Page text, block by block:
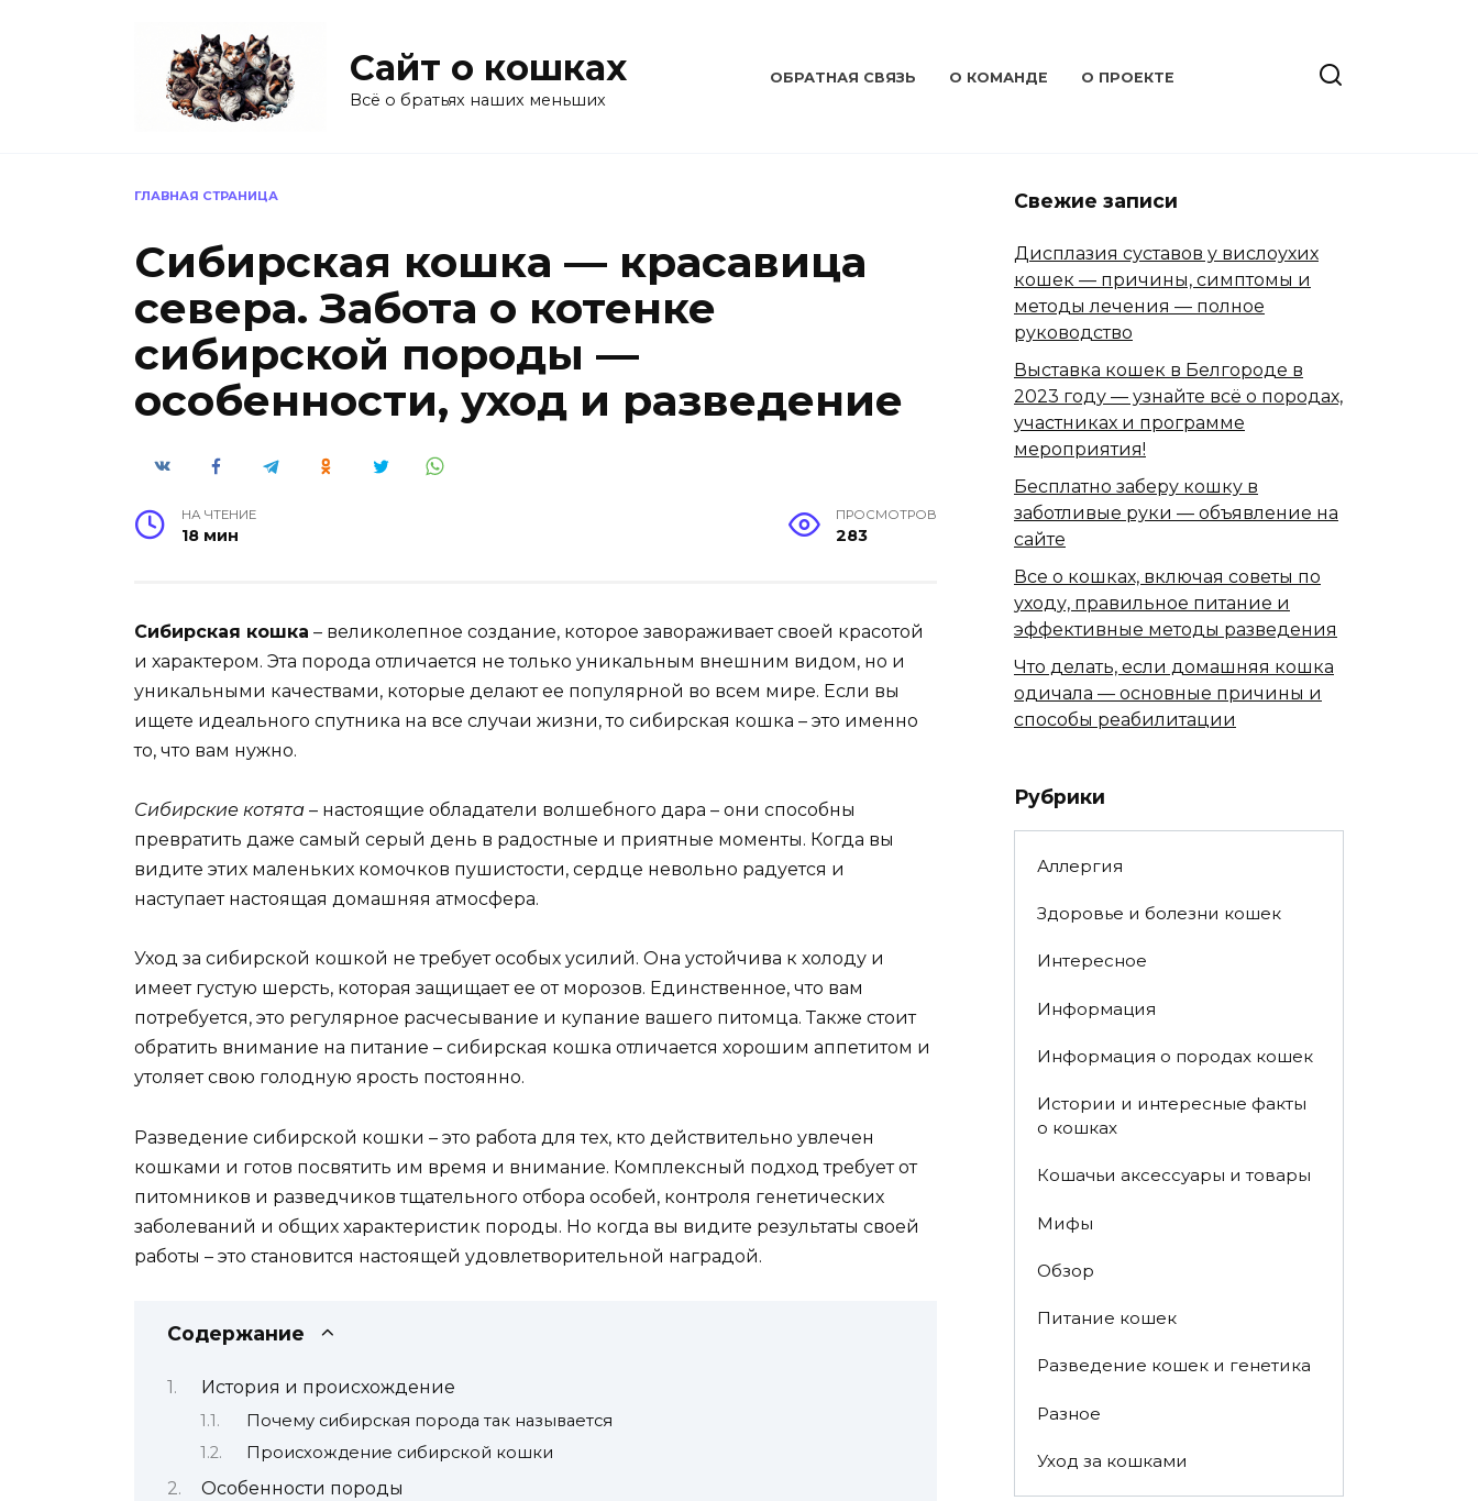
Сайт о кошках
Всё о братьях наших меньших
ОБРАТНАЯ СВЯЗЬ О КОМАНДЕ О ПРОЕКТЕ
ГЛАВНАЯ СТРАНИЦА
Сибирская кошка — красавица
севера. Забота о котенке
сибирской породы —
особенности, уход и разведение
НА ЧТЕНИЕ
18 мин
ПРОСМОТРОВ
283
Сибирская кошка – великолепное создание, которое завораживает своей красотой
и характером. Эта порода отличается не только уникальным внешним видом, но и
уникальными качествами, которые делают ее популярной во всем мире. Если вы
ищете идеального спутника на все случаи жизни, то сибирская кошка – это именно
то, что вам нужно.
Сибирские котята – настоящие обладатели волшебного дара – они способны
превратить даже самый серый день в радостные и приятные моменты. Когда вы
видите этих маленьких комочков пушистости, сердце невольно радуется и
наступает настоящая домашняя атмосфера.
Уход за сибирской кошкой не требует особых усилий. Она устойчива к холоду и
имеет густую шерсть, которая защищает ее от морозов. Единственное, что вам
потребуется, это регулярное расчесывание и купание вашего питомца. Также стоит
обратить внимание на питание – сибирская кошка отличается хорошим аппетитом и
утоляет свою голодную ярость постоянно.
Разведение сибирской кошки – это работа для тех, кто действительно увлечен
кошками и готов посвятить им время и внимание. Комплексный подход требует от
питомников и разведчиков тщательного отбора особей, контроля генетических
заболеваний и общих характеристик породы. Но когда вы видите результаты своей
работы – это становится настоящей удовлетворительной наградой.
Содержание
История и происхождение
Почему сибирская порода так называется
Происхождение сибирской кошки
Особенности породы
Свежие записи
Дисплазия суставов у вислоухих
кошек — причины, симптомы и
методы лечения — полное
руководство
Выставка кошек в Белгороде в
2023 году — узнайте всё о породах,
участниках и программе
мероприятия!
Бесплатно заберу кошку в
заботливые руки — объявление на
сайте
Все о кошках, включая советы по
уходу, правильное питание и
эффективные методы разведения
Что делать, если домашняя кошка
одичала — основные причины и
способы реабилитации
Рубрики
Аллергия
Здоровье и болезни кошек
Интересное
Информация
Информация о породах кошек
Истории и интересные факты
о кошках
Кошачьи аксессуары и товары
Мифы
Обзор
Питание кошек
Разведение кошек и генетика
Разное
Уход за кошками